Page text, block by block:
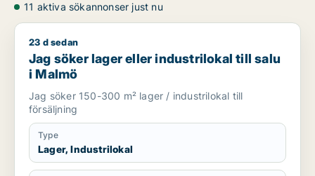
11 aktiva sökannonser just nu
Jag söker lager eller industrilokal till salu i Malmö
23 d sedan
Jag söker lager eller industrilokal till salu
i Malmö
Jag söker 150-300 m² lager / industrilokal till
försäljning
Type
Lager, Industrilokal